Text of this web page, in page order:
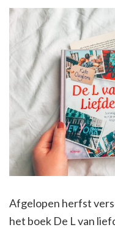
Afgelopen herfst
het boek De L van